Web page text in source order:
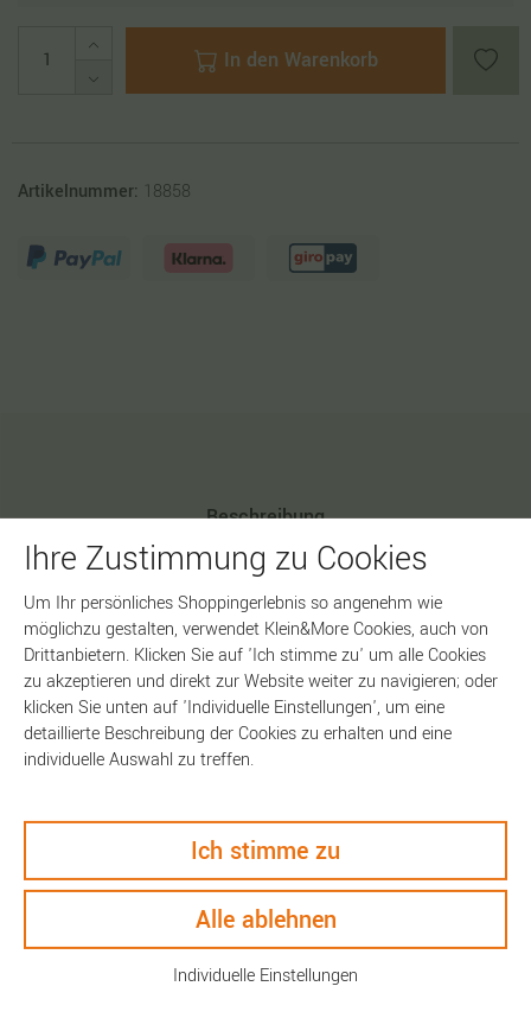
In den Warenkorb
Artikelnummer: 18858
Beschreibung
Technische Daten
Keyfacts
Die"definite"ist die Kaffeemühle im klassischen Ø 60 mm
Format mit sehr feinstufiger (25 µm) skalierter Untenverstellung
Kaffeebohnen.
Werksseitig bereits auf Mahlgrad 20 eingestellt - sofort
einsatzbereit für z.B. Coffee-Pot (Bialetti).
Technische Daten:
Plastikfrei, komplette Fertigung aus Edelstahl
Ihre Zustimmung zu Cookies
Um Ihr persönliches Shoppingerlebnis so angenehm wie
möglichzu gestalten, verwendet Klein&More Cookies, auch von
Drittanbietern. Klicken Sie auf 'Ich stimme zu' um alle Cookies
zu akzeptieren und direkt zur Website weiter zu navigieren; oder
klicken Sie unten auf 'Individuelle Einstellungen', um eine
detaillierte Beschreibung der Cookies zu erhalten und eine
individuelle Auswahl zu treffen.
Ich stimme zu
Alle ablehnen
Individuelle Einstellungen